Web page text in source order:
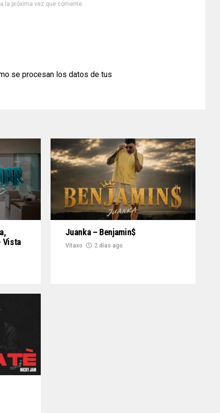
la próxima vez que comente.
se procesan los datos de tus
Vista
Juanka – Benjamin$
Vitaxo 2 días ago